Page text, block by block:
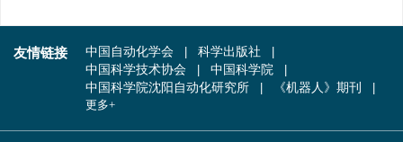
友情链接 中国自动化学会
科学出版社
中国科学技术协会
中国科学院
中国科学院沈阳自动化研究所
《机器人》期刊
更多+